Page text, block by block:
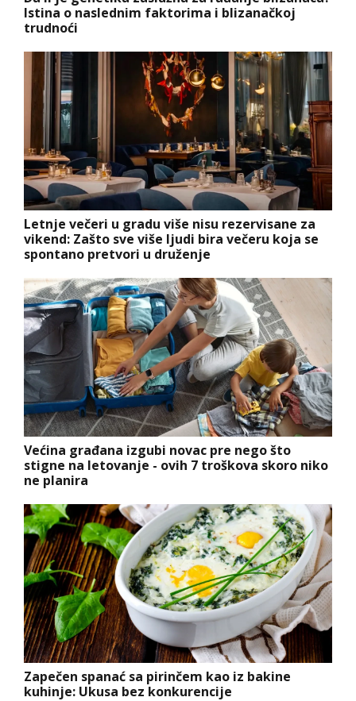
Istina o naslednim faktorima i blizanačkoj
trudnoći
Letnje večeri u gradu više nisu rezervisane za
vikend: Zašto sve više ljudi bira večeru koja se
spontano pretvori u druženje
Većina građana izgubi novac pre nego što
stigne na letovanje - ovih 7 troškova skoro niko
ne planira
Zapečen spanać sa pirinčem kao iz bakine
kuhinje: Ukusa bez konkurencije